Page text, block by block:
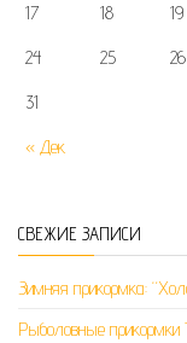
« Дек
17
18 19
24
25 26
31
СВЕЖИЕ ЗАПИСИ
Зимняя прикормка:
Рыболовные прикормки